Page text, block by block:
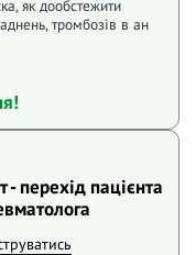
як дообстежити
тромбозів в ан
- перехід пацієнта